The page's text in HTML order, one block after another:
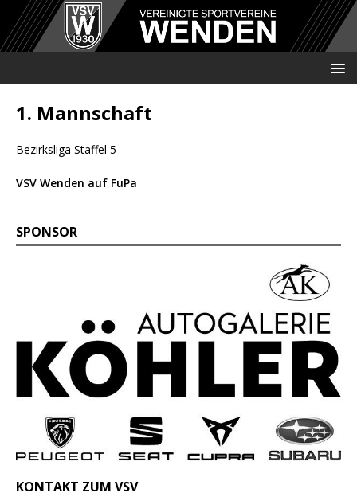
1. Mannschaft
Bezirksliga Staffel 5
VSV Wenden auf FuPa
SPONSOR
KONTAKT ZUM VSV